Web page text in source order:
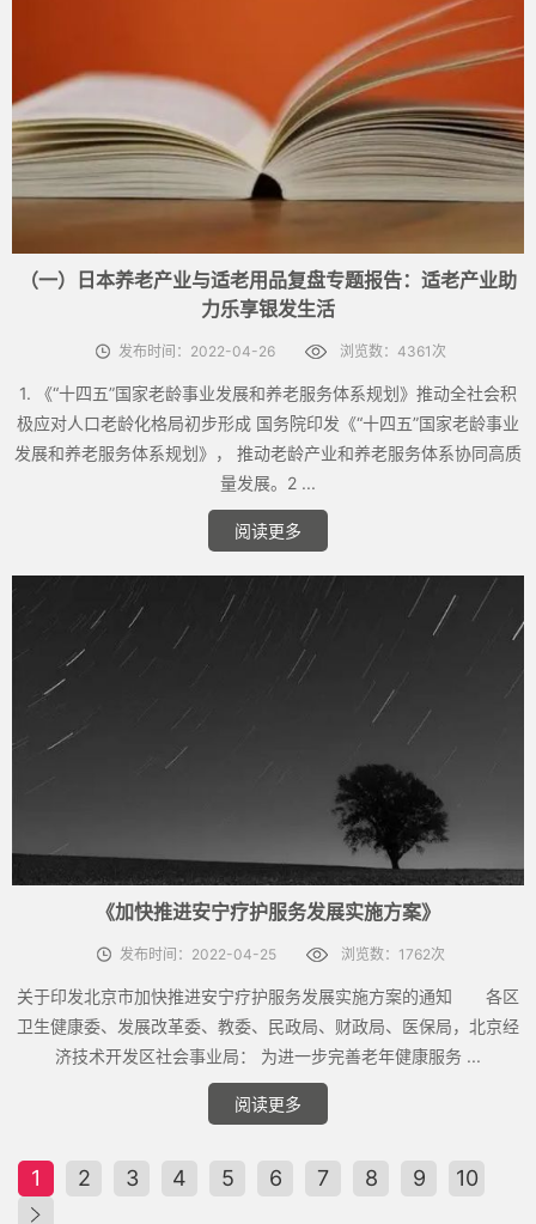
（一）日本养老产业与适老用品复盘专题报告：适老产业助
力乐享银发生活
发布时间：2022-04-26 浏览数：4361次
1. 《“十四五”国家老龄事业发展和养老服务体系规划》推动全社会积
极应对人口老龄化格局初步形成 国务院印发《“十四五”国家老龄事业
发展和养老服务体系规划》， 推动老龄产业和养老服务体系协同高质
量发展。2 ...
阅读更多
《加快推进安宁疗护服务发展实施方案》
发布时间：2022-04-25 浏览数：1762次
关于印发北京市加快推进安宁疗护服务发展实施方案的通知 各区
卫生健康委、发展改革委、教委、民政局、财政局、医保局，北京经
济技术开发区社会事业局： 为进一步完善老年健康服务 ...
阅读更多
1 2 3 4 5 6 7 8 9 10